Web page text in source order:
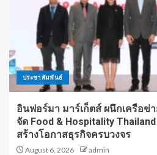
ประชาสัมพันธ์
อินฟอร์มา มาร์เก็ตส์ ผนึกเครือข่
จัด Food & Hospitality
สร้างโอกาสธุรกิจครบวงจร
August 6, 2026 admin